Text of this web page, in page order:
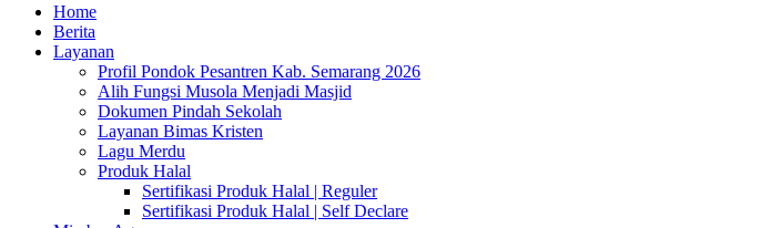
Home
Berita
Layanan
Profil Pondok Pesantren Kab. Semarang 2026
Alih Fungsi Musola Menjadi Masjid
Dokumen Pindah Sekolah
Layanan Bimas Kristen
Lagu Merdu
Produk Halal
Sertifikasi Produk Halal | Reguler
Sertifikasi Produk Halal | Self Declare